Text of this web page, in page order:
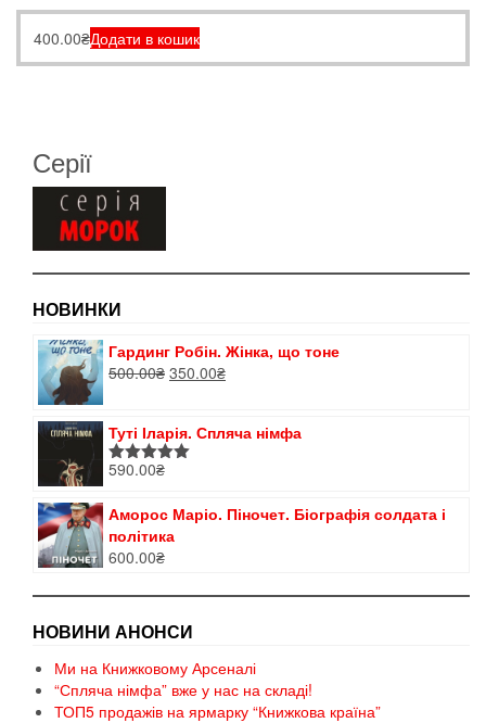
400.00₴Додати в кошик
Серії
НОВИНКИ
Гардинг Робін. Жінка, що тоне
500.00₴ Оригінальна
350.00₴Поточна
Туті Іларія. Спляча німфа
Оцінено в
590.00₴
Аморос Маріо. Піночет. Біографія солдата і
політика
600.00₴
НОВИНИ АНОНСИ
Ми на Книжковому Арсеналі
“Спляча німфа” вже у нас на складі!
ТОП5 продажів на ярмарку “Книжкова країна”